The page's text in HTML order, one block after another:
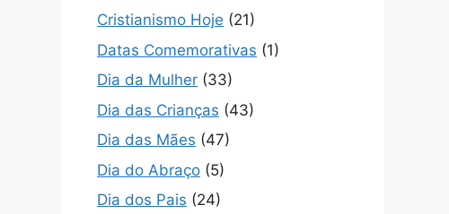
Cristianismo Hoje (21)
Datas Comemorativas (1)
Dia da Mulher (33)
Dia das Crianças (43)
Dia das Mães (47)
Dia do Abraço (5)
Dia dos Pais (24)